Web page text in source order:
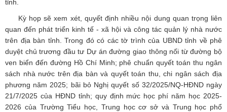
tỉnh.
Kỳ họp sẽ xem xét, quyết định nhiều nội dung quan trọng liên
quan đến phát triển kinh tế - xã hội và công tác quản lý nhà nước
trên địa bàn tỉnh. Trong đó có các tờ trình của UBND tỉnh về phê
duyệt chủ trương đầu tư Dự án đường giao thông nối từ đường bộ
ven biển đến đường Hồ Chí Minh; phê chuẩn quyết toán thu ngân
sách nhà nước trên địa bàn và quyết toán thu, chi ngân sách địa
phương năm 2025; bãi bỏ Nghị quyết số 32/2025/NQ-HĐND ngày
21/7/2025 của HĐND tỉnh; quy định mức học phí năm học 2025-
2026 của Trường Tiểu học, Trung học cơ sở và Trung học phổ